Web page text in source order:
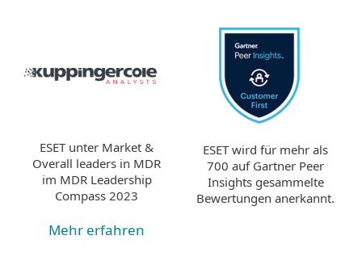
ESET unter Market &
Overall leaders in MDR
im MDR Leadership
Compass 2023
Mehr erfahren
ESET wird für mehr als
700 auf Gartner Peer
Insights gesammelte
Bewertungen anerkannt.